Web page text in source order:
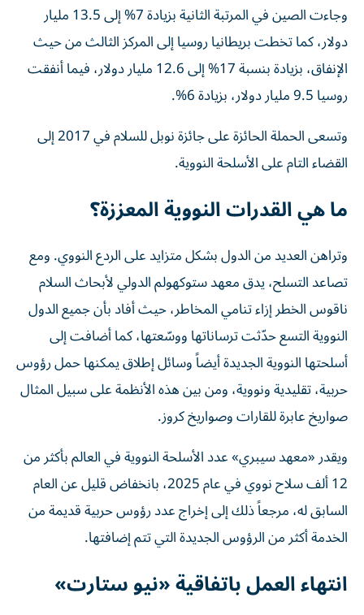
وجاءت الصين في المرتبة الثانية بزيادة 7% إلى 13.5 مليار
دولار، كما تخطت بريطانيا روسيا إلى المركز الثالث ⁠من حيث
الإنفاق، بزيادة بنسبة ‌17% إلى 12.6 مليار دولار، فيما أنفقت
روسيا 9.5 مليار دولار، بزيادة 6%.
وتسعى الحملة ​الحائزة على جائزة نوبل للسلام في 2017 إلى
القضاء التام على الأسلحة ⁠النووية.
ما هي القدرات النووية المعززة؟
وتراهن العديد من الدول بشكل متزايد على الردع النووي. ومع
تصاعد التسلح، يدق معهد ستوكهولم الدولي لأبحاث السلام
ناقوس الخطر إزاء تنامي المخاطر، حيث أفاد بأن جميع الدول
النووية التسع حدّثت ترساناتها ووسّعتها، كما أضافت إلى
أسلحتها النووية الجديدة أيضاً وسائل إطلاق يمكنها حمل رؤوس
حربية، تقليدية ونووية، ومن بين هذه الأنظمة على سبيل المثال
صواريخ عابرة للقارات وصواريخ كروز.
ويقدر «معهد سيبري» عدد الأسلحة النووية في العالم بأكثر من
12 ألف سلاح نووي في عام 2025، بانخفاض قليل عن العام
السابق له، مرجعاً ذلك إلى إخراج عدد رؤوس حربية قديمة من
الخدمة أكثر من الرؤوس الجديدة التي تتم إضافتها.
انتهاء العمل باتفاقية «نيو ستارت»